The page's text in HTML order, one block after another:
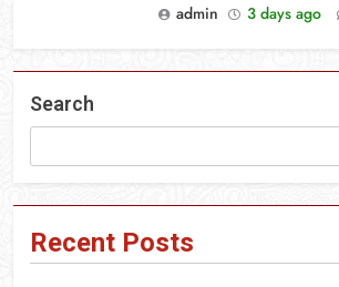
admin
3 days ago
Search
Recent Posts